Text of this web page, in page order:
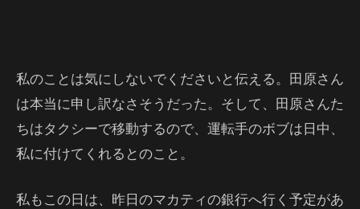
私のことは気にしないでくださいと伝える。田原さん
は本当に申し訳なさそうだった。そして、田原さんた
ちはタクシーで移動するので、運転手のボブは日中、
私に付けてくれるとのこと。
私もこの日は、昨日のマカティの銀行へ行く予定があ